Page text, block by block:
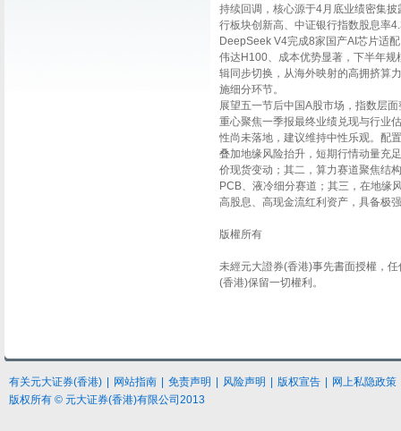
持续回调，核心源于4月底业绩密集
行板块创新高、中证银行指数股息率
DeepSeek V4完成8家国产AI芯片适
伟达H100、成本优势显著，下半年
辑同步切换，从海外映射的高拥挤算
施细分环节。
展望五一节后中国A股市场，指数层
重心聚焦一季报最终业绩兑现与行业
性尚未落地，建议维持中性乐观。配
叠加地缘风险抬升，短期行情动量充
价现货变动；其二，算力赛道聚焦结
PCB、液冷细分赛道；其三，在地缘
高股息、高现金流红利资产，具备极
版權所有
未經元大證券(香港)事先書面授權，
(香港)保留一切權利。
有关元大证券(香港) 网站指南 免责声明 风险声明 版权宣告
网上私隐政策
版权所有 © 元大证券(香港)有限公司2013